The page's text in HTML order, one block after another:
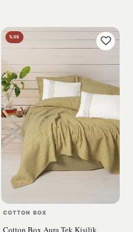
%35
COTTON BOX
Cotton Box Aura Tek Kişilik